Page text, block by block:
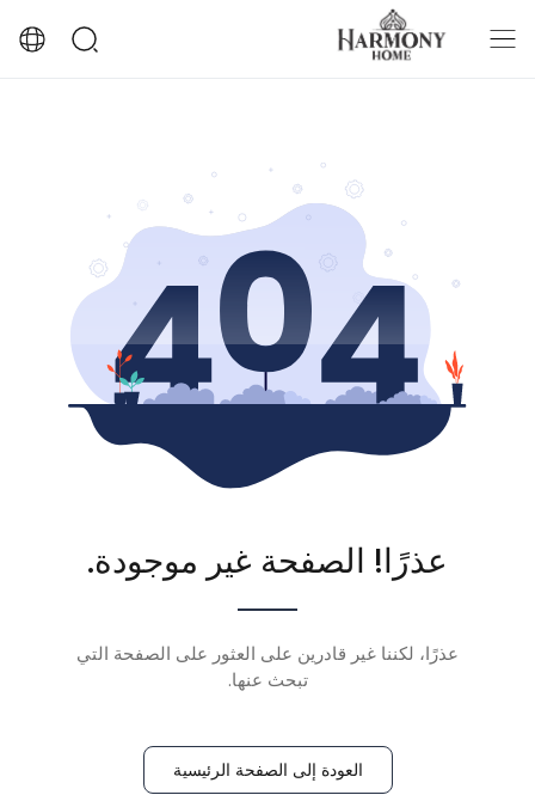
عذرًا! الصفحة غير موجودة.
عذرًا، لكننا غير قادرين على العثور على الصفحة التي
تبحث عنها.
العودة إلى الصفحة الرئيسية